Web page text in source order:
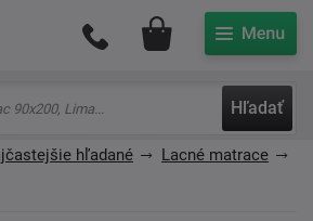
Hľadať
Môj účet
hľadané
Lacné matrace